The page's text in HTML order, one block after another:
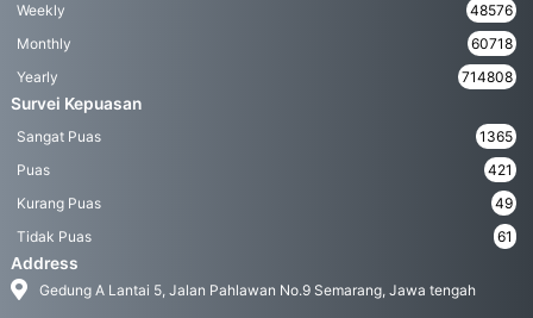
Weekly
48576
Monthly
60718
Yearly
714808
Survei Kepuasan
Sangat Puas
1365
Puas
421
Kurang Puas
49
Tidak Puas
61
Address
Gedung A Lantai 5, Jalan Pahlawan No.9 Semarang, Jawa tengah